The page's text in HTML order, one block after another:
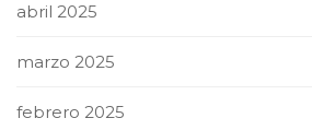
abril 2025
marzo 2025
febrero 2025